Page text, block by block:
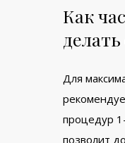
Как
Для
процедур
позволит